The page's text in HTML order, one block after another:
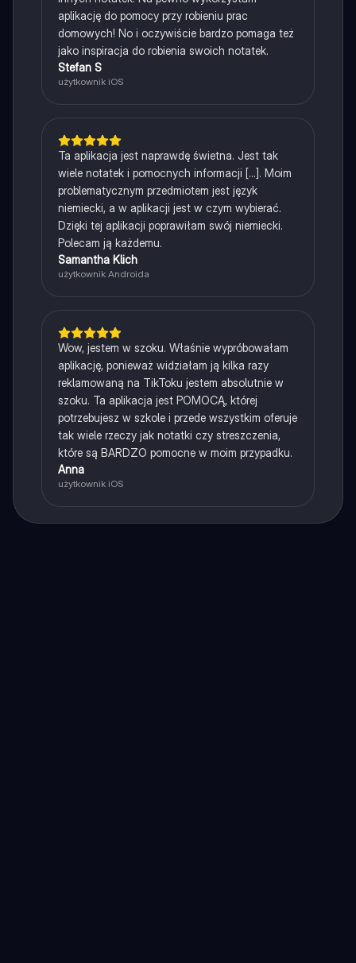
aplikację do pomocy przy robieniu prac
domowych! No i oczywiście bardzo pomaga też
jako inspiracja do robienia swoich notatek.
Stefan S
użytkownik iOS
Ta aplikacja jest naprawdę świetna. Jest tak
wiele notatek i pomocnych informacji [...]. Moim
problematycznym przedmiotem jest język
niemiecki, a w aplikacji jest w czym wybierać.
Dzięki tej aplikacji poprawiłam swój niemiecki.
Polecam ją każdemu.
Samantha Klich
użytkownik Androida
Wow, jestem w szoku. Właśnie wypróbowałam
aplikację, ponieważ widziałam ją kilka razy
reklamowaną na TikToku jestem absolutnie w
szoku. Ta aplikacja jest POMOCĄ, której
potrzebujesz w szkole i przede wszystkim oferuje
tak wiele rzeczy jak notatki czy streszczenia,
które są BARDZO pomocne w moim przypadku.
Anna
użytkownik iOS